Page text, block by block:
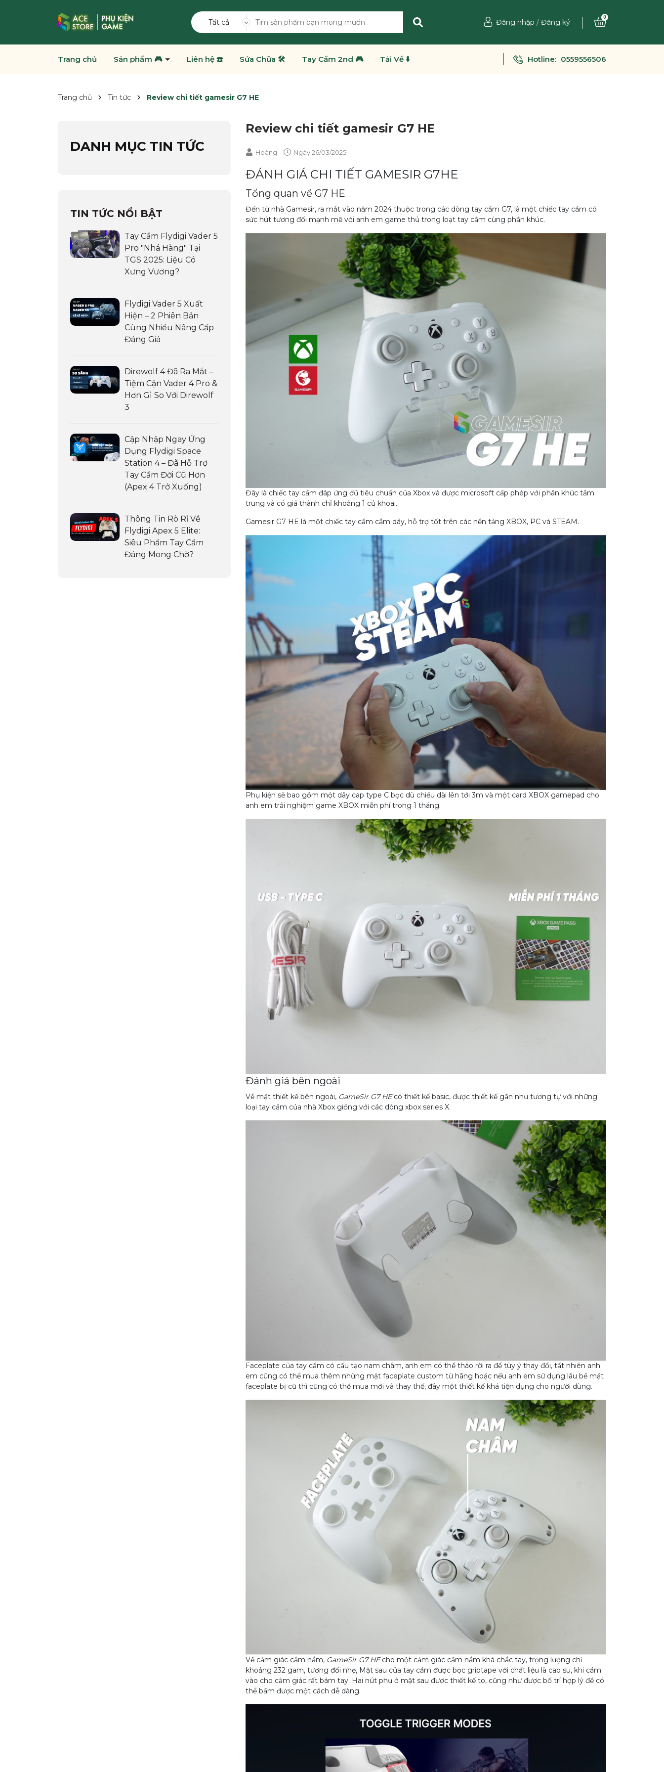
Tất cả Đăng nhập / Đăng ký
0
Trang chủ Sản phẩm 🎮 Liên hệ ☎️ Sửa Chữa 🛠️ Tay Cầm 2nd 🎮 Tải Về ⬇️ Hotline: 0559556506
Trang chủ Tin tức Review chi tiết gamesir G7 HE
Review chi tiết gamesir G7 HE
Hoàng Ngày26/03/2025
ĐÁNH GIÁ CHI TIẾT GAMESIR G7HE
Tổng quan về G7 HE
Đến từ nhà Gamesir, ra mắt vào năm 2024 thuộc trong các dòng tay cầm G7, là một chiếc tay cầm có
sức hút tương đối mạnh mẽ với anh em game thủ trong loạt tay cầm cùng phần khúc.
Đây là chiếc tay cầm đáp ứng đủ tiêu chuẩn của Xbox và được microsoft cấp phép với phân khúc tầm
trung và có giá thành chỉ khoảng 1 củ khoai.
Gamesir G7 HE là một chiếc tay cầm cắm dây, hỗ trợ tốt trên các nền tảng XBOX, PC và STEAM.
Phụ kiện sẽ bao gồm một dây cap type C bọc dù chiều dài lên tới 3m và một card XBOX gamepad cho
anh em trải nghiệm game XBOX miễn phí trong 1 tháng.
Đánh giá bên ngoài
Về mặt thiết kế bên ngoài, GameSir G7 HEcó thiết kế basic, được thiết kế gần như tương tự với những
loại tay cầm của nhà Xbox giống với các dòng xbox series X.
Faceplate của tay cầm có cấu tạo nam châm, anh em có thể tháo rời ra để tùy ý thay đổi, tất nhiên anh
em cũng có thể mua thêm những mặt faceplate custom từ hãng hoặc nếu anh em sử dụng lâu bề mặt
faceplate bị cũ thì cũng có thể mua mới và thay thế, đây một thiết kế khá tiện dụng cho người dùng.
Về cảm giác cầm nắm, GameSir G7 HEcho một cảm giác cầm nắm khá chắc tay, trọng lượng chỉ
khoảng 232 gam, tương đối nhẹ, Mặt sau của tay cầm được bọc griptape với chất liệu là cao su, khi cầm
vào cho cảm giác rất bám tay. Hai nút phụ ở mặt sau được thiết kế to, cũng như được bố trí hợp lý để có
thể bấm được một cách dễ dàng.
DANH MỤC TIN TỨC
TIN TỨC NỔI BẬT
Tay Cầm Flydigi Vader 5
Pro "Nhá Hàng" Tại
TGS 2025: Liệu Có
Xưng Vương?
Flydigi Vader 5 Xuất
Hiện – 2 Phiên Bản
Cùng Nhiều Nâng Cấp
Đáng Giá
Direwolf 4 Đã Ra Mắt –
Tiệm Cận Vader 4 Pro &
Hơn Gì So Với Direwolf
3
Cập Nhập Ngay Ứng
Dụng Flydigi Space
Station 4 – Đã Hỗ Trợ
Tay Cầm Đời Cũ Hơn
(Apex 4 Trở Xuống)
Thông Tin Rò Rỉ Về
Flydigi Apex 5 Elite:
Siêu Phẩm Tay Cầm
Đáng Mong Chờ?